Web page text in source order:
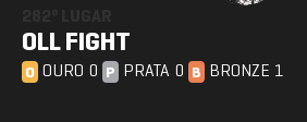
OLL FIGHT
O OURO 0 P PRATA 0 B BRONZE 1